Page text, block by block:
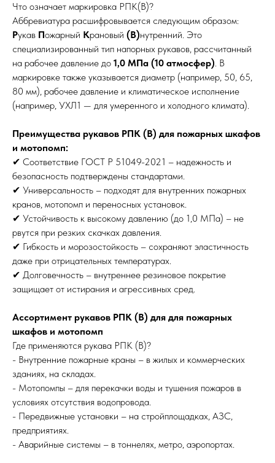
Что означает маркировка РПК(В)?
Аббревиатура расшифровывается следующим образом:
Рукав Пожарный Крановый (В)нутренний. Это
специализированный тип напорных рукавов, рассчитанный
на рабочее давление до 1,0 МПа (10 атмосфер). В
маркировке также указывается диаметр (например, 50, 65,
80 мм), рабочее давление и климатическое исполнение
(например, УХЛ1 — для умеренного и холодного климата).
Преимущества рукавов РПК (В) для пожарных шкафов
и мотопомп:
✔ Соответствие ГОСТ Р 51049-2021 – надежность и
безопасность подтверждены стандартами.
✔ Универсальность – подходят для внутренних пожарных
кранов, мотопомп и переносных установок.
✔ Устойчивость к высокому давлению (до 1,0 МПа) – не
рвутся при резких скачках давления.
✔ Гибкость и морозостойкость – сохраняют эластичность
даже при отрицательных температурах.
✔ Долговечность – внутреннее резиновое покрытие
защищает от истирания и агрессивных сред.
Ассортимент рукавов РПК (В) для для пожарных
шкафов и мотопомп
Где применяются рукава РПК (В)?
- Внутренние пожарные краны – в жилых и коммерческих
зданиях, на складах.
- Мотопомпы – для перекачки воды и тушения пожаров в
условиях отсутствия водопровода.
- Передвижные установки – на стройплощадках, АЗС,
предприятиях.
- Аварийные системы – в тоннелях, метро, аэропортах.